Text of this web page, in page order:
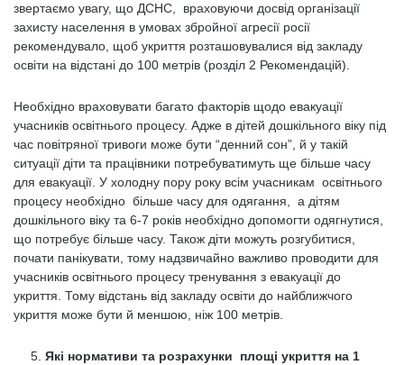
звертаємо увагу, що ДСНС, враховуючи досвід організації
захисту населення в умовах збройної агресії росії
рекомендувало, щоб укриття розташовувалися від закладу
освіти на відстані до 100 метрів (розділ 2 Рекомендацій).
Необхідно враховувати багато факторів щодо евакуації
учасників освітнього процесу. Адже в дітей дошкільного віку під
час повітряної тривоги може бути “денний сон”, й у такій
ситуації діти та працівники потребуватимуть ще більше часу
для евакуації. У холодну пору року всім учасникам освітнього
процесу необхідно більше часу для одягання, а дітям
дошкільного віку та 6-7 років необхідно допомогти одягнутися,
що потребує більше часу. Також діти можуть розгубитися,
почати панікувати, тому надзвичайно важливо проводити для
учасників освітнього процесу тренування з евакуації до
укриття. Тому відстань від закладу освіти до найближчого
укриття може бути й меншою, ніж 100 метрів.
Які нормативи та розрахунки площі укриття на 1